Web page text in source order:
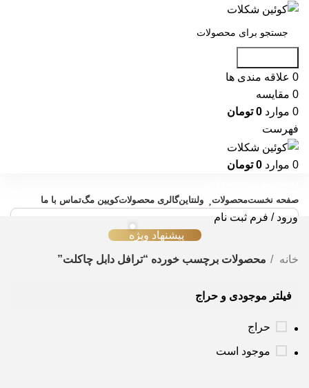
0 علاقه مندی ها
0 مقایسه
0 موارد 0 تومان
فهرست
0 موارد 0 تومان
صفحه نخستمحصولات ولنتاینگالری محصولاتکویین مگتماس با ما
ورود / فرم ثبت نام
پیشنهاد ویژه
خانه محصولات برچسب خورده “ترافل دابل چاکلت”
فیلتر موجودی و حراج
حراج
موجود است